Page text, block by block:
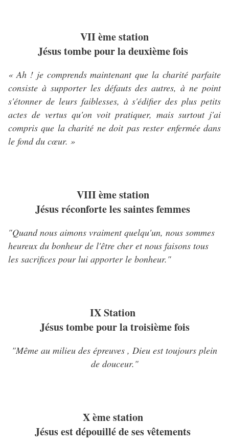
VII ème station
Jésus tombe pour la deuxième fois
« Ah ! je comprends maintenant que la charité parfaite
consiste à supporter les défauts des autres, à ne point
s'étonner de leurs faiblesses, à s'édifier des plus petits
actes de vertus qu'on voit pratiquer, mais surtout j'ai
compris que la charité ne doit pas rester enfermée dans
le fond du cœur. »
VIII ème station
Jésus réconforte les saintes femmes
"Quand nous aimons vraiment quelqu'un, nous sommes
heureux du bonheur de l'être cher et nous faisons tous
les sacrifices pour lui apporter le bonheur."
IX Station
Jésus tombe pour la troisième fois
"Même au milieu des épreuves , Dieu est toujours plein
de douceur."
X ème station
Jésus est dépouillé de ses vêtements